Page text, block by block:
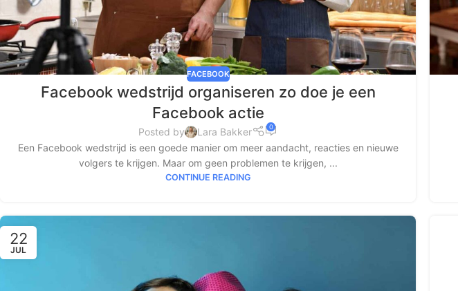
FACEBOOK
Facebook wedstrijd organiseren zo doe je een
Facebook actie
Posted by Lara Bakker 0
Een Facebook wedstrijd is een goede manier om meer aandacht, reacties en nieuwe
volgers te krijgen. Maar om geen problemen te krijgen, ...
CONTINUE READING
22
JUL